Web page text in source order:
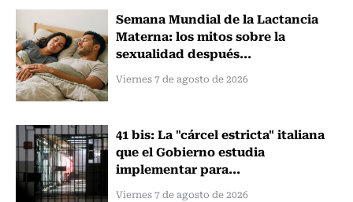
Semana Mundial de la Lactancia
Materna: los mitos sobre la
sexualidad después...
Viernes 7 de agosto de 2026
41 bis: La "cárcel estricta" italiana
que el Gobierno estudia
implementar para...
Viernes 7 de agosto de 2026